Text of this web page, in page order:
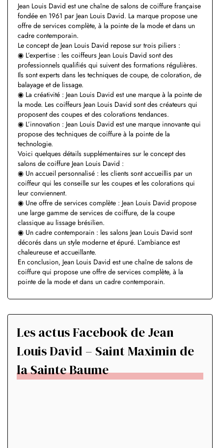
Jean Louis David est une chaîne de salons de coiffure française
fondée en 1961 par Jean Louis David. La marque propose une
offre de services complète, à la pointe de la mode et dans un
cadre contemporain.
Le concept de Jean Louis David repose sur trois piliers :
◉ L’expertise : les coiffeurs Jean Louis David sont des
professionnels qualifiés qui suivent des formations régulières.
Ils sont experts dans les techniques de coupe, de coloration, de
balayage et de lissage.
◉ La créativité : Jean Louis David est une marque à la pointe de
la mode. Les coiffeurs Jean Louis David sont des créateurs qui
proposent des coupes et des colorations tendances.
◉ L’innovation : Jean Louis David est une marque innovante qui
propose des techniques de coiffure à la pointe de la
technologie.
Voici quelques détails supplémentaires sur le concept des
salons de coiffure Jean Louis David :
◉ Un accueil personnalisé : les clients sont accueillis par un
coiffeur qui les conseille sur les coupes et les colorations qui
leur conviennent.
◉ Une offre de services complète : Jean Louis David propose
une large gamme de services de coiffure, de la coupe
classique au lissage brésilien.
◉ Un cadre contemporain : les salons Jean Louis David sont
décorés dans un style moderne et épuré. L’ambiance est
chaleureuse et accueillante.
En conclusion, Jean Louis David est une chaîne de salons de
coiffure qui propose une offre de services complète, à la
pointe de la mode et dans un cadre contemporain.
Les actus Facebook de Jean
Louis David – Saint Maximin de
la Sainte Baume